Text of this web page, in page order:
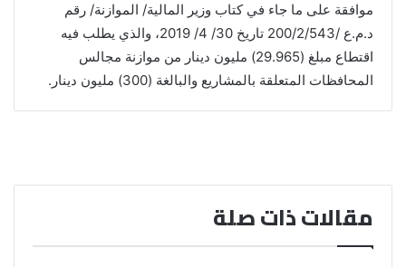
موافقة على ما جاء في كتاب وزير المالية/ الموازنة/ رقم
د.م.ع /200/2/543 تاريخ 30/ 4/ 2019، والذي يطلب فيه
اقتطاع مبلغ (29.965) مليون دينار من موازنة مجالس
المحافظات المتعلقة بالمشاريع والبالغة (300) مليون دينار.
مقالات ذات صلة